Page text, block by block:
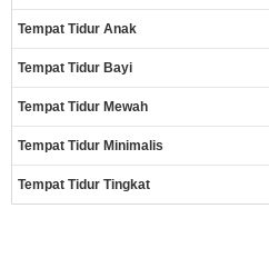
Tempat Tidur Anak
Tempat Tidur Bayi
Tempat Tidur Mewah
Tempat Tidur Minimalis
Tempat Tidur Tingkat